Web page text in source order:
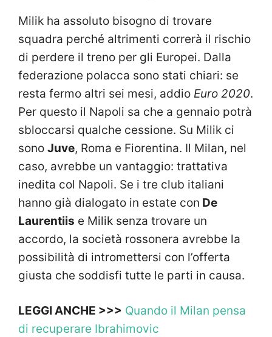
Milik ha assoluto bisogno di trovare
squadra perché altrimenti correrà il rischio
di perdere il treno per gli Europei. Dalla
federazione polacca sono stati chiari: se
resta fermo altri sei mesi, addio Euro 2020.
Per questo il Napoli sa che a gennaio potrà
sbloccarsi qualche cessione. Su Milik ci
sono Juve, Roma e Fiorentina. Il Milan, nel
caso, avrebbe un vantaggio: trattativa
inedita col Napoli. Se i tre club italiani
hanno già dialogato in estate con De
Laurentiis e Milik senza trovare un
accordo, la società rossonera avrebbe la
possibilità di intromettersi con l’offerta
giusta che soddisfi tutte le parti in causa.
LEGGI ANCHE >>> Quando il Milan pensa
di recuperare Ibrahimovic